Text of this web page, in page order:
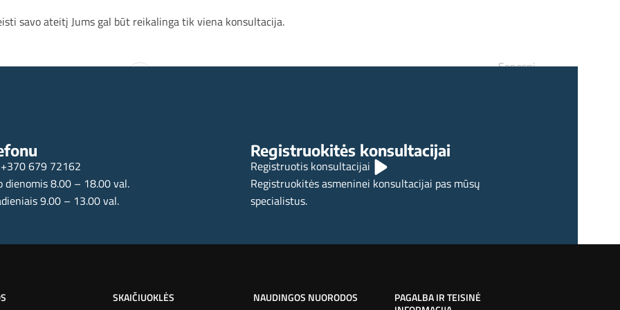
savo ateitį Jums gal būt reikalinga tik viena konsultacija.
Senesni
+370 679 72162
dienomis 8.00 – 18.00 val.
9.00 – 13.00 val.
Registruokitės konsultacijai
Registruotis konsultacijai
Registruokitės asmeninei konsultacijai pas mūsų
specialistus.
SKAIČIUOKLĖS NAUDINGOS NUORODOS
PAGALBA IR TEISINĖ